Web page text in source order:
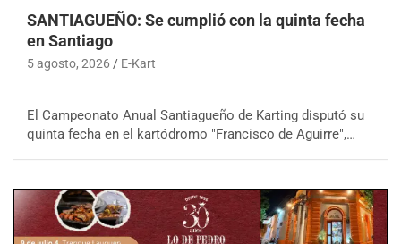
SANTIAGUEÑO: Se cumplió con la quinta fecha
en Santiago
5 agosto, 2026 E-Kart
El Campeonato Anual Santiagueño de Karting disputó su
quinta fecha en el kartódromo "Francisco de Aguirre",…